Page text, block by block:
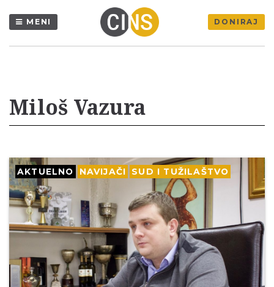
MENI DONIRAJ
Miloš Vazura
AKTUELNO NAVIJAČI SUD I TUŽILAŠTVO